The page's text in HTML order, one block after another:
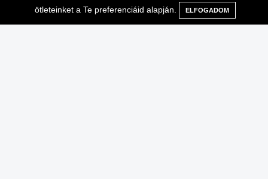
Menü Kategóriák Keresés
ötleteinket a Te preferenciáid alapján.
ELFOGADOM